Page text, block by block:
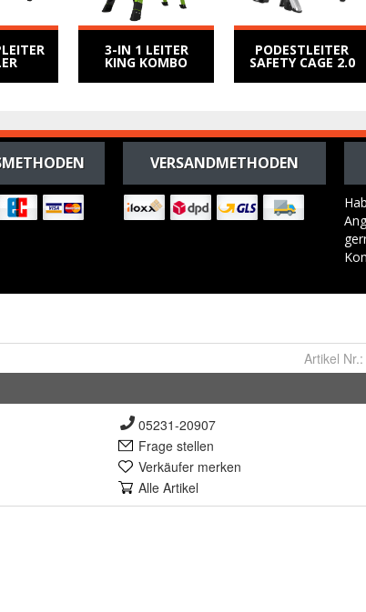
Artikel Nr.:
05231-20907
Frage stellen
Verkäufer merken
Alle Artikel